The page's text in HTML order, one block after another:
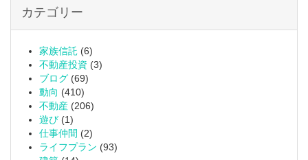
カテゴリー
家族信託 (6)
不動産投資 (3)
ブログ (69)
動向 (410)
不動産 (206)
遊び (1)
仕事仲間 (2)
ライフプラン (93)